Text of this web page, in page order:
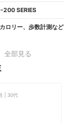
200 SERIES
ロリー、歩数計測など
全部見る
| 30代